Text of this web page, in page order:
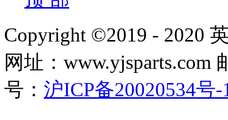
Copyright ©2019 - 2020
网址：www.yjsparts.com
号： 沪ICP备20020534号-